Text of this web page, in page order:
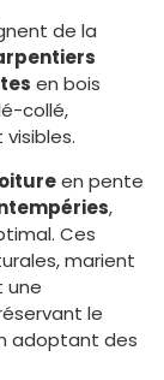
de la
en bois
collé,
visibles.
en pente
,
Ces
marient
une
le
adoptant des